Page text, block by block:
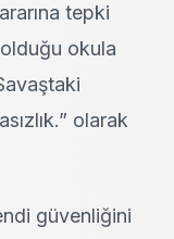
tepki
okula
olarak
güvenliğini